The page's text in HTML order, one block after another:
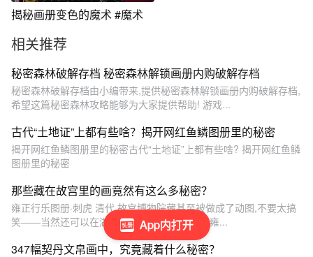
App内打开
揭秘画册变色的魔术 #魔术
相关推荐
秘密森林破解存档 秘密森林解锁画册内购破解存档
秘密森林破解存档由小编带来,提供秘密森林解锁画册内购破解存档,
希望这篇秘密森林攻略能够为大家提供帮助! 游戏...
古代“土地证”上都有些啥？揭开网红鱼鳞图册里的秘密
揭开网红鱼鳞图册里的秘密古代“土地证”上都有些啥? 揭开网红鱼鳞
图册里的秘密
那些藏在故宫里的画竟然有这么多秘密？
雍正行乐图册·刺虎 清代 故宫博物院藏甚至被做成了动图,不要太搞
笑——当然还可以在湖畔悠闲的洗个脚——清 雍...
347幅契丹文帛画中，究竟藏着什么秘密？